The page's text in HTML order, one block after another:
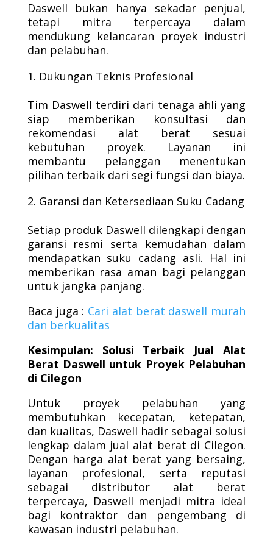
Daswell bukan hanya sekadar penjual,
tetapi mitra terpercaya dalam
mendukung kelancaran proyek industri
dan pelabuhan.
Dukungan Teknis Profesional
Tim Daswell terdiri dari tenaga ahli yang
siap memberikan konsultasi dan
rekomendasi alat berat sesuai
kebutuhan proyek. Layanan ini
membantu pelanggan menentukan
pilihan terbaik dari segi fungsi dan biaya.
Garansi dan Ketersediaan Suku Cadang
Setiap produk Daswell dilengkapi dengan
garansi resmi serta kemudahan dalam
mendapatkan suku cadang asli. Hal ini
memberikan rasa aman bagi pelanggan
untuk jangka panjang.
Baca juga : Cari alat berat daswell murah
dan berkualitas
Kesimpulan: Solusi Terbaik Jual Alat
Berat Daswell untuk Proyek Pelabuhan
di Cilegon
Untuk proyek pelabuhan yang
membutuhkan kecepatan, ketepatan,
dan kualitas, Daswell hadir sebagai solusi
lengkap dalam jual alat berat di Cilegon.
Dengan harga alat berat yang bersaing,
layanan profesional, serta reputasi
sebagai distributor alat berat
terpercaya, Daswell menjadi mitra ideal
bagi kontraktor dan pengembang di
kawasan industri pelabuhan.